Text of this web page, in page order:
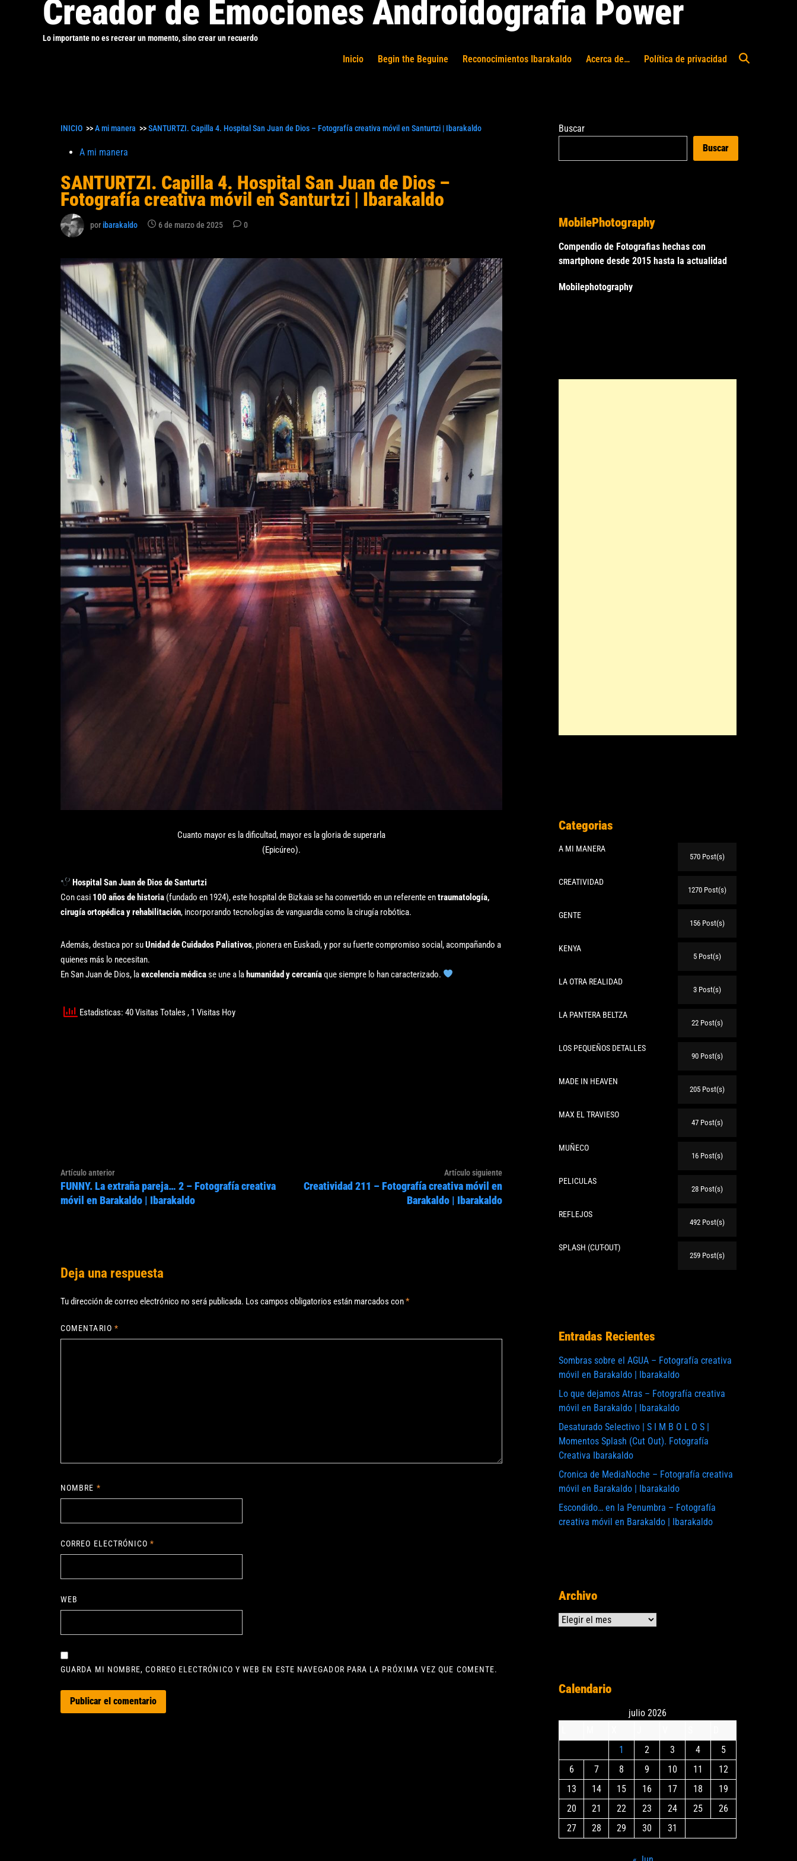
Creador de Emociones Androidografia Power
Lo importante no es recrear un momento, sino crear un recuerdo
Inicio Begin the Beguine Reconocimientos Ibarakaldo Acerca de… Política de privacidad
Abrir
INICIO >>A mi manera >>SANTURTZI. Capilla 4. Hospital San Juan de Dios – Fotografía creativa móvil en Santurtzi | Ibarakaldo
Publicado
A mi manera
SANTURTZI. Capilla 4. Hospital San Juan de Dios –
Fotografía creativa móvil en Santurtzi | Ibarakaldo
poribarakaldo 6 de marzo de 2025 0
Cuanto mayor es la dificultad, mayor es la gloria de superarla
(Epicúreo).
Hospital San Juan de Dios de Santurtzi
Con casi 100 años de historia (fundado en 1924), este hospital de Bizkaia se ha convertido en un referente entraumatología,
cirugía ortopédica y rehabilitación, incorporando tecnologías de vanguardia como la cirugía robótica.
Además, destaca por suUnidad de Cuidados Paliativos, pionera en Euskadi, y por su fuerte compromiso social, acompañando a
quienes más lo necesitan.
En San Juan de Dios, laexcelencia médicase une a la humanidad y cercaníaque siempre lo han caracterizado.
Estadisticas: 40 Visitas Totales , 1 Visitas Hoy
Navegación
de
entradas
Artículo anteriorArtículo
anterior:
FUNNY. La extraña pareja… 2 – Fotografía creativa
móvil en Barakaldo | Ibarakaldo
Artículo siguienteArtículo
siguiente:
Creatividad 211 – Fotografía creativa móvil en
Barakaldo | Ibarakaldo
Deja una respuesta
Tu dirección de correo electrónico no será publicada. Los campos obligatorios están marcados con*
COMENTARIO *
NOMBRE *
CORREO ELECTRÓNICO*
WEB
GUARDA MI NOMBRE, CORREO ELECTRÓNICO Y WEB EN ESTE NAVEGADOR PARA LA PRÓXIMA VEZ QUE COMENTE.
Buscar
Buscar
MobilePhotography
Compendio de Fotografias hechas con
smartphone desde 2015 hasta la actualidad
Mobilephotography
Categorias
A MI MANERA
570 Post(s)
CREATIVIDAD
1270 Post(s)
GENTE
156 Post(s)
KENYA
5 Post(s)
LA OTRA REALIDAD
3 Post(s)
LA PANTERA BELTZA
22 Post(s)
LOS PEQUEÑOS DETALLES
90 Post(s)
MADE IN HEAVEN
205 Post(s)
MAX EL TRAVIESO
47 Post(s)
MUÑECO
16 Post(s)
PELICULAS
28 Post(s)
REFLEJOS
492 Post(s)
SPLASH (CUT-OUT)
259 Post(s)
Entradas Recientes
Sombras sobre el AGUA – Fotografía creativa
móvil en Barakaldo | Ibarakaldo
Lo que dejamos Atras – Fotografía creativa
móvil en Barakaldo | Ibarakaldo
Desaturado Selectivo | S I M B O L O S |
Momentos Splash (Cut Out). Fotografía
Creativa Ibarakaldo
Cronica de MediaNoche – Fotografía creativa
móvil en Barakaldo | Ibarakaldo
Escondido… en la Penumbra – Fotografía
creativa móvil en Barakaldo | Ibarakaldo
Archivo
Archivos
Calendario
julio 2026
1
2 3 4
5
6
7 8 9 10 11
12
13
14 15 16 17 18
19
20
21 22 23 24 25
26
27
28 29 30 31